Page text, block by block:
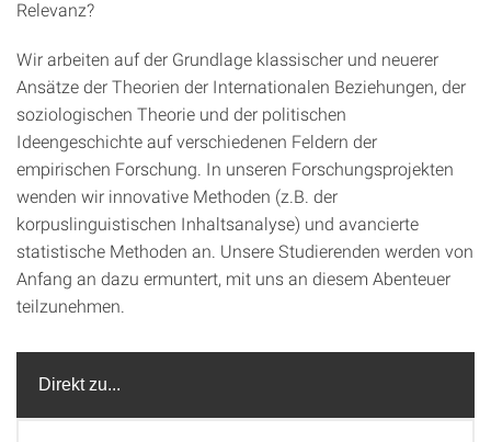
Relevanz?
Wir arbeiten auf der Grundlage klassischer und neuerer
Ansätze der Theorien der Internationalen Beziehungen, der
soziologischen Theorie und der politischen
Ideengeschichte auf verschiedenen Feldern der
empirischen Forschung. In unseren Forschungsprojekten
wenden wir innovative Methoden (z.B. der
korpuslinguistischen Inhaltsanalyse) und avancierte
statistische Methoden an. Unsere Studierenden werden von
Anfang an dazu ermuntert, mit uns an diesem Abenteuer
teilzunehmen.
Direkt zu...